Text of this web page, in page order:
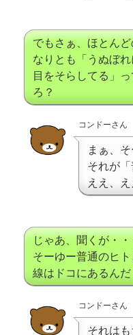
でもさぁ、ほとん
なりとも「うぬぼ
目をそらしてる」
ろ？
コンドーさん
まぁ、
それが「
ええ、え
じゃあ、聞くが・
そーゆー普通のヒ
線はドコにあるんだ
コンドーさん
それは